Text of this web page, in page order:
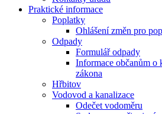
Praktické informace
Poplatky
Ohlášení změn pro
Odpady
Formulář odpady
Informace občanům o
zákona
Hřbitov
Vodovod a kanalizace
Odečet vodoměru